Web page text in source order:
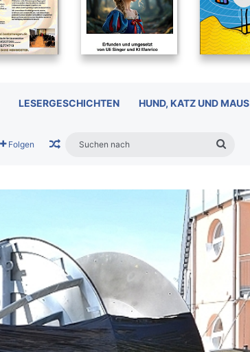
LESERGESCHICHTEN HUND, KATZ UND MAUS
Folgen Zufälliger Artikel